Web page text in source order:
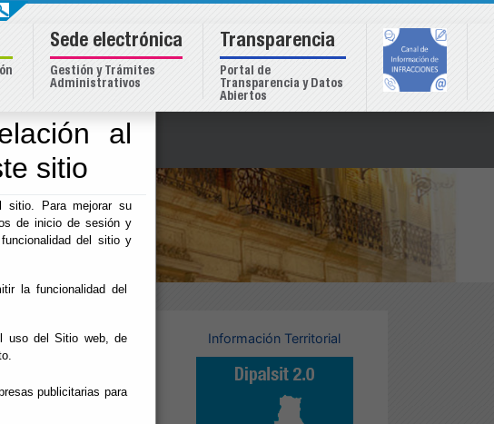
al
sitio
sitio. Para mejorar su
de inicio de sesión y
del sitio y
la funcionalidad del
uso del Sitio web, de
publicitarias para
Proyecto EDUSI Información Territorial
Sede electrónica
Gestión y Trámites
Administrativos
Transparencia
Portal de
Transparencia y Datos
Abiertos